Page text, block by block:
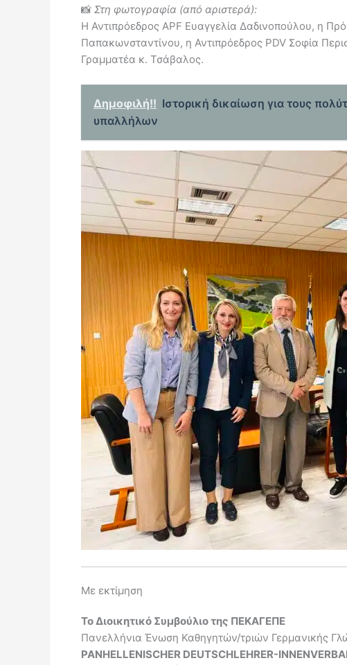
📸 Στη φωτογραφία (από αριστερά):
Η Αντιπρόεδρος APF Ευαγγελία Δαδινοπούλου, η
Παπακωνσταντίνου, η Αντιπρόεδρος PDV Σοφία
Γραμματέα κ. Τσάβαλος.
Δημοφιλή!! Ιστορική δικαίωση για τους
υπαλλήλων
Με εκτίμηση
Το Διοικητικό Συμβούλιο της ΠΕΚΑΓΕΠΕ
Πανελλήνια Ένωση Καθηγητών/τριών Γερμανικής
PANHELLENISCHER DEUTSCHLEHRER-